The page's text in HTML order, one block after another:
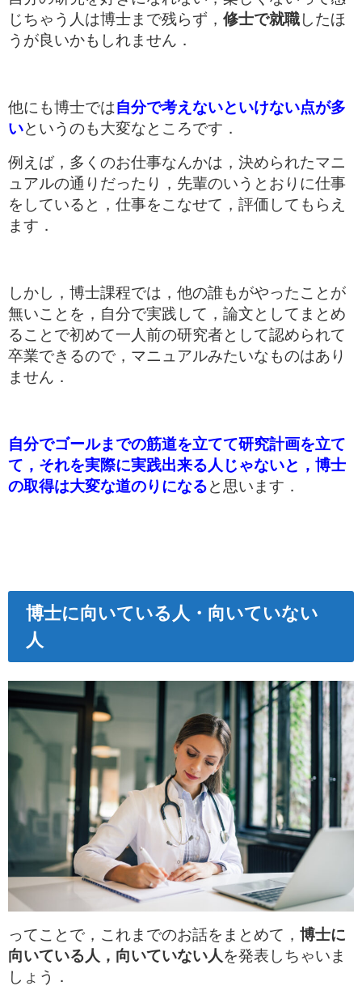
じちゃう人は博士まで残らず， 修士で就職 したほ
うが良いかもしれません．
他にも博士では 自分で考えないといけない点が多
いというのも大変なところです．
例えば，多くのお仕事なんかは，決められたマニ
ュアルの通りだったり，先輩のいうとおりに仕事
をしていると，仕事をこなせて，評価してもらえ
ます．
しかし，博士課程では，他の誰もがやったことが
無いことを，自分で実践して，論文としてまとめ
ることで初めて一人前の研究者として認められて
卒業できるので，マニュアルみたいなものはあり
ません．
自分でゴールまでの筋道を立てて研究計画を立て
て，それを実際に実践出来る人じゃないと，博士
の取得は大変な道のりになる と思います．
博士に向いている人・向いていない
人
ってことで，これまでのお話をまとめて， 博士に
向いている人，向いていない人 を発表しちゃいま
しょう．